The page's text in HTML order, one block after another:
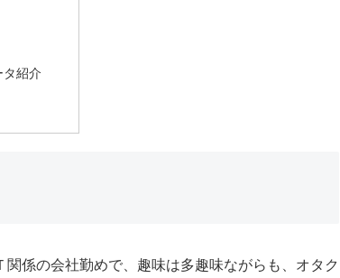
タ紹介
係の会社勤めで、趣味は多趣味ながらも、オタク